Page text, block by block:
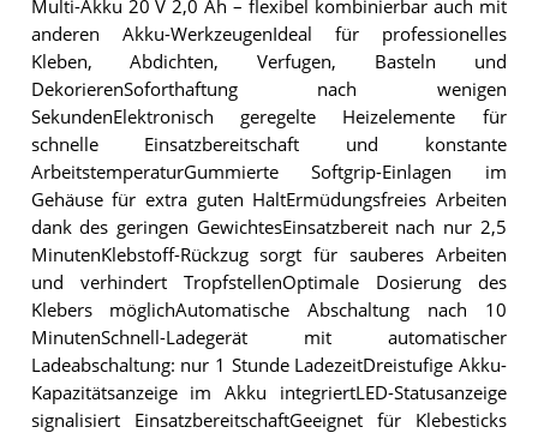
Multi-Akku 20 V 2,0 Ah – flexibel kombinierbar auch mit
anderen Akku-WerkzeugenIdeal für professionelles
Kleben, Abdichten, Verfugen, Basteln und
DekorierenSoforthaftung nach wenigen
SekundenElektronisch geregelte Heizelemente für
schnelle Einsatzbereitschaft und konstante
ArbeitstemperaturGummierte Softgrip-Einlagen im
Gehäuse für extra guten HaltErmüdungsfreies Arbeiten
dank des geringen GewichtesEinsatzbereit nach nur 2,5
MinutenKlebstoff-Rückzug sorgt für sauberes Arbeiten
und verhindert TropfstellenOptimale Dosierung des
Klebers möglichAutomatische Abschaltung nach 10
MinutenSchnell-Ladegerät mit automatischer
Ladeabschaltung: nur 1 Stunde LadezeitDreistufige Akku-
Kapazitätsanzeige im Akku integriertLED-Statusanzeige
signalisiert EinsatzbereitschaftGeeignet für Klebesticks